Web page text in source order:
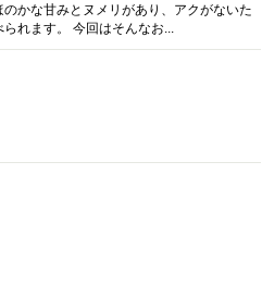
かな甘みとヌメリがあり、アクがないた
れます。 今回はそんなお...